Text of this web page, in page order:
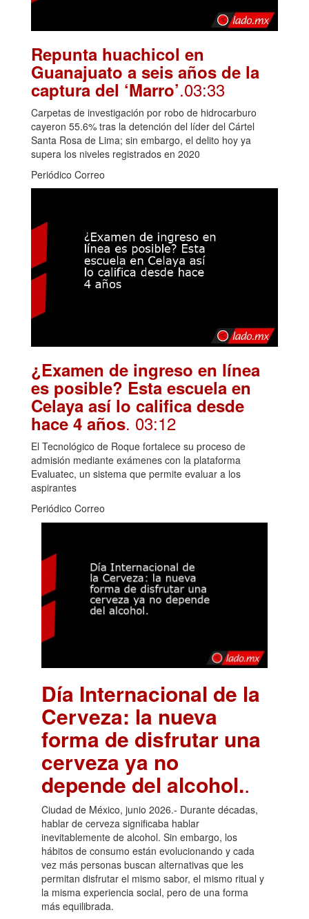
Repunta huachicol en
Guanajuato a seis años de la
captura del ‘Marro’.03:33
Carpetas de investigación por robo de hidrocarburo
cayeron 55.6% tras la detención del líder del Cártel
Santa Rosa de Lima; sin embargo, el delito hoy ya
supera los niveles registrados en 2020
Periódico Correo
¿Examen de ingreso en línea
es posible? Esta escuela en
Celaya así lo califica desde
hace 4 años. 03:12
El Tecnológico de Roque fortalece su proceso de
admisión mediante exámenes con la plataforma
Evaluatec, un sistema que permite evaluar a los
aspirantes
Periódico Correo
Día Internacional de la
Cerveza: la nueva
forma de disfrutar una
cerveza ya no
depende del alcohol..
Ciudad de México, junio 2026.- Durante décadas,
hablar de cerveza significaba hablar
inevitablemente de alcohol. Sin embargo, los
hábitos de consumo están evolucionando y cada
vez más personas buscan alternativas que les
permitan disfrutar el mismo sabor, el mismo ritual y
la misma experiencia social, pero de una forma
más equilibrada.